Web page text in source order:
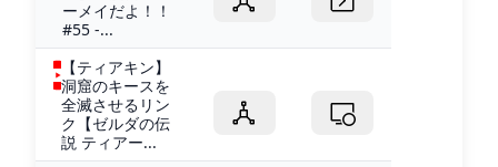
ーメイだよ！！
#55 -...
【ティアキン】
洞窟のキースを
全滅させるリン
ク【ゼルダの伝
説 ティアー...